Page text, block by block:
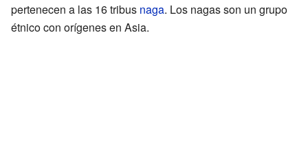
pertenecen a las 16 tribus naga. Los nagas son un grupo
étnico con orígenes en Asia.